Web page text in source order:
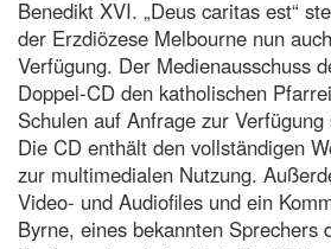
Benedikt XVI. „Deus caritas est“
der Erzdiözese Melbourne nun
Verfügung. Der Medienausschuss
Doppel-CD den katholischen
Schulen auf Anfrage zur Verfügung
Die CD enthält den vollständigen
zur multimedialen Nutzung.
Video- und Audiofiles und ein
Byrne, eines bekannten Sprechers